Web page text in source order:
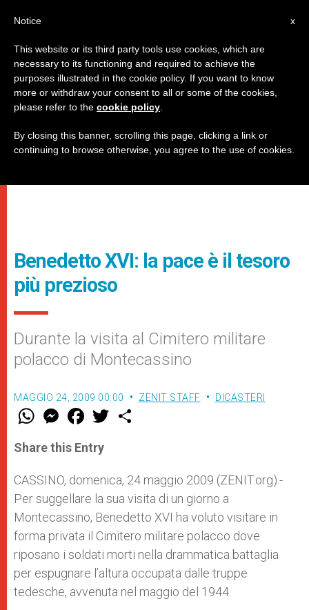
Benedetto XVI: la pace è il tesoro
più prezioso
Durante la visita al Cimitero militare
polacco di Montecassino
MAGGIO 24, 2009 00:00 ZENIT STAFF DICASTERI
W
t
s
p
p
M
e
s
e
g
e
r
F
a
e
b
o
k
w
r
Share this Entry
CASSINO, domenica, 24 maggio 2009 (ZENIT.org).-
Per suggellare la sua visita di un giorno a
Montecassino, Benedetto XVI ha voluto visitare in
forma privata il Cimitero militare polacco dove
riposano i soldati morti nella drammatica battaglia
per espugnare l’altura occupata dalle truppe
tedesche, avvenuta nel maggio del 1944.
x
Notice
This website or its third party tools use cookies, which are
necessary to its functioning and required to achieve the
purposes illustrated in the cookie policy. If you want to know
more or withdraw your consent to all or some of the cookies,
please refer to the cookie policy
By closing this banner, scrolling this page, clicking a link or
continuing to browse otherwise, you agree to the use of cookies.